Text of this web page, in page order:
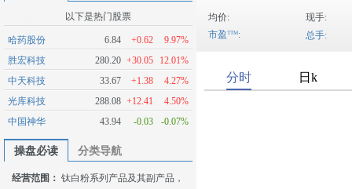
以下是热门股票
哈药股份 6.84 +0.62
9.97%
胜宏科技
280.20 +30.05
12.01%
中天科技
33.67 +1.38
4.27%
光库科技
288.08 +12.41
4.50%
中国神华
43.94 -0.03 -0.07%
操盘必读 分类导航
经营范围： 钛白粉系列产品及其副产品，
均价:
现手:
市盈
: 总手: